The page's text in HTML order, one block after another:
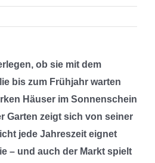
ob sie mit dem
bis zum Frühjahr warten
Häuser im Sonnenschein
Garten zeigt sich von seiner
jede Jahreszeit eignet
– und auch der Markt spielt